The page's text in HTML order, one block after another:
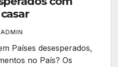
ADMIN
Países desesperados,
no País? Os